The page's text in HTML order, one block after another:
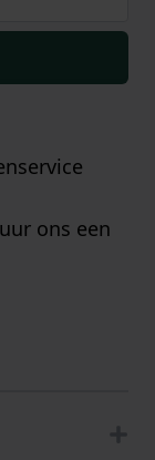
ons een